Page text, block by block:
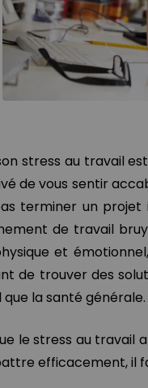
stress au travail
de vous sentir
terminer un
de travail
et
de trouver des
que la santé générale.
le stress au travail
efficacement, il